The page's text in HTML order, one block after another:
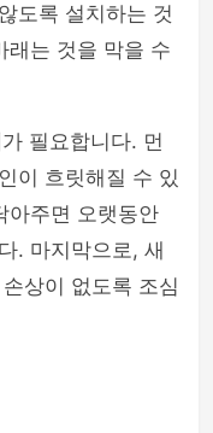
도록 설치하는 것
래는 것을 막을 수
가 필요합니다. 먼
이 흐릿해질 수 있
아주면 오랫동안
. 마지막으로, 새
상이 없도록 조심